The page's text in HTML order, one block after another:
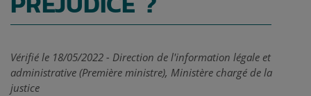
Vérifié le 18/05/2022 - Direction de l'information légale et
administrative (Première ministre), Ministère chargé de la
justice